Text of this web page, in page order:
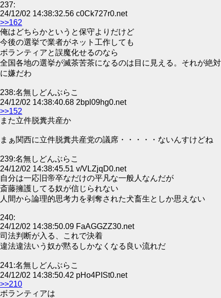
237:
24/12/02 14:38:32.56 c0Ck727r0.net
>>162
俺はどちらかというと保守よりだけど
今後の選挙で業者がネット工作しても
ボランティアと誤魔化せるのなら
全国各地の選挙が滅茶苦茶になるのは目に見える。それが絶対
に嫌だわ
238:名無しどんぶらこ
24/12/02 14:38:40.68 2bpl09hg0.net
>>152
また立件脱糞共産か
まぁ関西に立件脱糞共産党の議席・・・・・ないんすけどね
239:名無しどんぶらこ
24/12/02 14:38:45.51 v/VLZjqD0.net
自分は一応旧帝卒なだけの平凡な一般人なんだが
斎藤擁護してる奴が信じられない
人間から論理的思考力を剥奪された犬畜生としか思えない
240:
24/12/02 14:38:50.09 FaAGGZZ30.net
司法判断が入る、これで決着
違法違法いう奴が黙るしかなくなる良い流れだ
241:名無しどんぶらこ
24/12/02 14:38:50.42 pHo4PISt0.net
>>210
ボランティアは